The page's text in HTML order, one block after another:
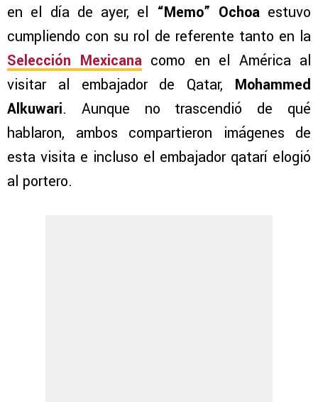
en el día de ayer, el “Memo” Ochoaestuvo
cumpliendo con su rol de referente tanto en la
Selección Mexicanacomo en el América al
visitar al embajador de Qatar, Mohammed
Alkuwari. Aunque no trascendió de qué
hablaron, ambos compartieron imágenes de
esta visita e incluso el embajador qatarí elogió
al portero.